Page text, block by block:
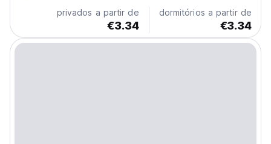
privados a partir de
€3.34
dormitórios a partir de
€3.34